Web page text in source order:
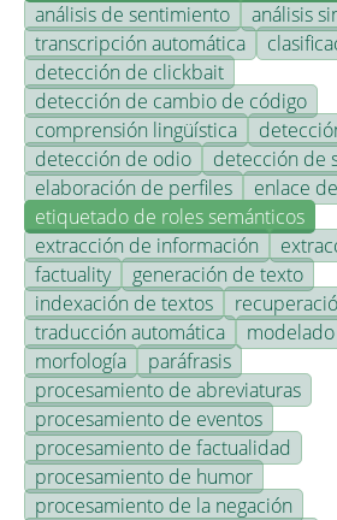
análisis de sentimiento
análisis
transcripción automática
detección de clickbait
detección de cambio de código
comprensión lingüística
detección de odio
detección de
elaboración de perfiles
enlace
etiquetado de roles semánticos
extracción de información
factuality
generación de texto
indexación de textos
traducción automática
morfología
paráfrasis
procesamiento de abreviaturas
procesamiento de eventos
procesamiento de factualidad
procesamiento de humor
procesamiento de la negación